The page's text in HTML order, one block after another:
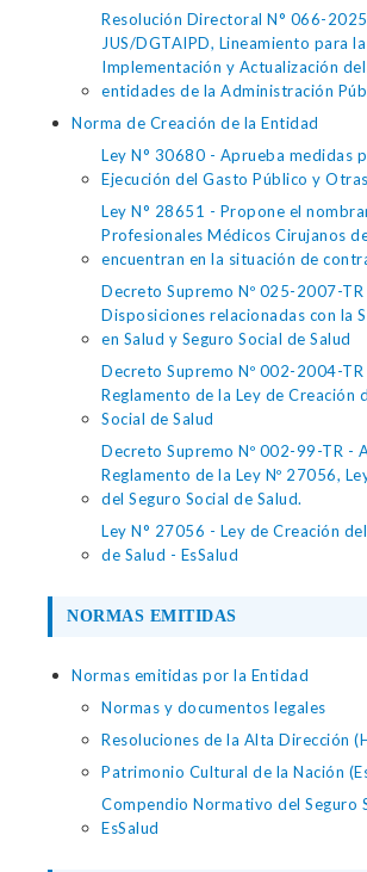
Resolución Directoral N° 066-
JUS/DGTAIPD, Lineamiento para la
Implementación y Actualización del
entidades de la Administración
Norma de Creación de la Entidad
Ley N° 30680 - Aprueba medidas
Ejecución del Gasto Público y
Ley N° 28651 - Propone el
Profesionales Médicos Cirujanos
encuentran en la situación de
Decreto Supremo Nº 025-2007-TR
Disposiciones relacionadas con la
en Salud y Seguro Social de Salud
Decreto Supremo Nº 002-2004-
Reglamento de la Ley de Creación
Social de Salud
Decreto Supremo Nº 002-99-TR -
Reglamento de la Ley Nº 27056,
del Seguro Social de Salud.
Ley N° 27056 - Ley de Creación
de Salud - EsSalud
NORMAS EMITIDAS
Normas emitidas por la Entidad
Normas y documentos legales
Resoluciones de la Alta Dirección
Patrimonio Cultural de la Nación
Compendio Normativo del Seguro
EsSalud